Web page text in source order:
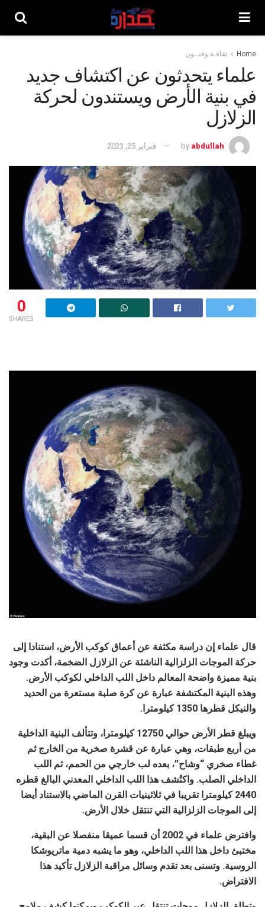
Home ثقافـة وفنــون
علماء يتحدثون عن اكتشاف جديد
في بنية الأرض ويستندون لحركة
الزلازل
by abdullah فبراير 25, 2023
0
SHARES
قال علماء إن دراسة مكثفة عن أعماق كوكب الأرض، استنادا إلى
حركة الموجات الزلزالية الناشئة عن الزلازل الضخمة، أكدت وجود
بنية مميزة واضحة المعالم داخل اللب الداخلي لكوكب الأرض.
وهذه البنية المكتشفة عبارة عن كرة صلبة مستعرة من الحديد
والنيكل قطرها 1350 كيلومترا.
ويبلغ قطر الأرض حوالي 12750 كيلومترا، وتتألف البنية الداخلية
من أربع طبقات، وهي عبارة عن قشرة صخرية من الخارج ثم
غطاء صخري “وشاح”، بعده لب خارجي من الحمم، ثم اللب
الداخلي الصلب. واكتُشف هذا اللب الداخلي المعدني البالغ قطره
2440 كيلومترا تقريبا في ثلاثينيات القرن الماضي بالاستناد أيضا
إلى الموجات الزلزالية التي تنتقل خلال الأرض.
وافترض علماء في 2002 أن قسما عميقا منفصلا عن البقية،
مختبئ داخل هذا اللب الداخلي، وهو ما يشبه دمية ماتريوشكا
الروسية. وتسنى بعد تقدم وسائل مراقبة الزلازل تأكيد هذا
الافتراض.